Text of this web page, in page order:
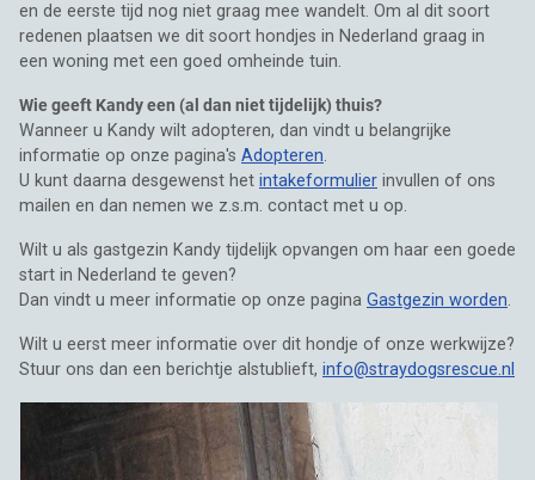
en de eerste tijd nog niet graag mee wandelt. Om al dit soort
redenen plaatsen we dit soort hondjes in Nederland graag in
een woning met een goed omheinde tuin.
Wie geeft Kandy een (al dan niet tijdelijk) thuis?
Wanneer u Kandy wilt adopteren, dan vindt u belangrijke
informatie op onze pagina's Adopteren.
U kunt daarna desgewenst het intakeformulier invullen of ons
mailen en dan nemen we z.s.m. contact met u op.
Wilt u als gastgezin Kandy tijdelijk opvangen om haar een goede
start in Nederland te geven?
Dan vindt u meer informatie op onze pagina Gastgezin worden.
Wilt u eerst meer informatie over dit hondje of onze werkwijze?
Stuur ons dan een berichtje alstublieft, info@straydogsrescue.nl